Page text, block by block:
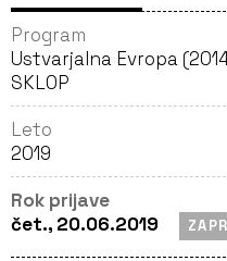
Program
Ustvarjalna Evropa
SKLOP
Leto
2019
Rok prijave
čet., 20.06.2019